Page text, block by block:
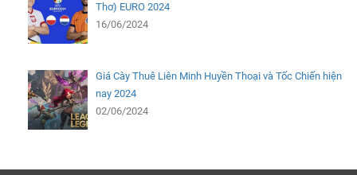
Thơ) EURO 2024
16/06/2024
Giá Cày Thuê Liên Minh Huyền Thoại và Tốc Chiến hiện
nay 2024
02/06/2024